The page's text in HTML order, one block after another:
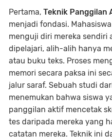
Pertama, Teknik Panggilan
menjadi fondasi.
menguji diri mereka sendiri
dipelajari, alih-alih hanya
atau buku teks. Proses
memori secara paksa ini
jalur saraf. Sebuah studi
menemukan bahwa siswa
panggilan aktif mencetak
tes daripada mereka yang
catatan mereka. Teknik ini